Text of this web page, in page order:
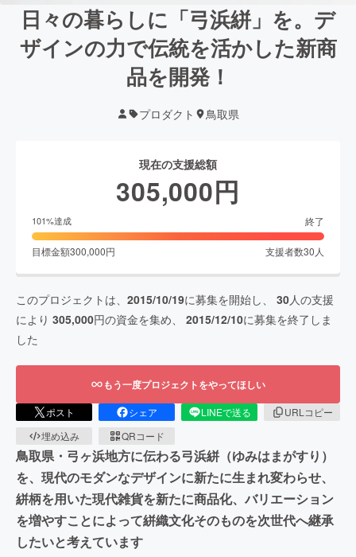
日々の暮らしに「弓浜絣」を。デ
ザインの力で伝統を活かした新商
品を開発！
プロダクト 鳥取県
現在の支援総額
305,000円
101%達成 終了
目標金額300,000円 支援者数30 人
このプロジェクトは、 2015/10/19に募集を開始し、 30人の支援
により 305,000円の資金を集め、 2015/12/10に募集を終了しま
した
もう一度プロジェクトをやってほしい
ポスト シェア LINEで送る
URLコピー
埋め込み
QRコード
鳥取県・弓ヶ浜地方に伝わる弓浜絣（ゆみはまがすり）
を、現代のモダンなデザインに新たに生まれ変わらせ、
絣柄を用いた現代雑貨を新たに商品化、バリエーション
を増やすことによって絣織文化そのものを次世代へ継承
したいと考えています